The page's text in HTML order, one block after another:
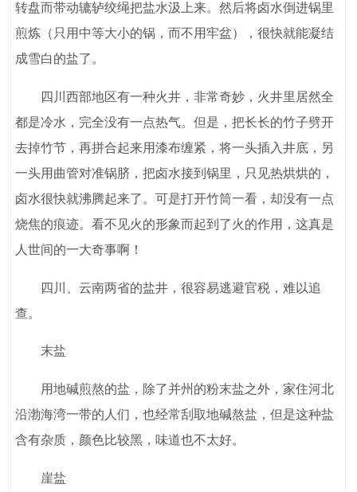
转盘而带动辘轳绞绳把盐水汲上来。然后将卤水倒进锅里
煎炼（只用中等大小的锅，而不用牢盆），很快就能凝结
成雪白的盐了。
四川西部地区有一种火井，非常奇妙，火井里居然全
都是冷水，完全没有一点热气。但是，把长长的竹子劈开
去掉竹节，再拼合起来用漆布缠紧，将一头插入井底，另
一头用曲管对准锅脐，把卤水接到锅里，只见热烘烘的，
卤水很快就沸腾起来了。可是打开竹筒一看，却没有一点
烧焦的痕迹。看不见火的形象而起到了火的作用，这真是
人世间的一大奇事啊！
四川、云南两省的盐井，很容易逃避官税，难以追
查。
末盐
用地碱煎熬的盐，除了并州的粉末盐之外，家住河北
沿渤海湾一带的人们，也经常刮取地碱熬盐，但是这种盐
含有杂质，颜色比较黑，味道也不太好。
崖盐